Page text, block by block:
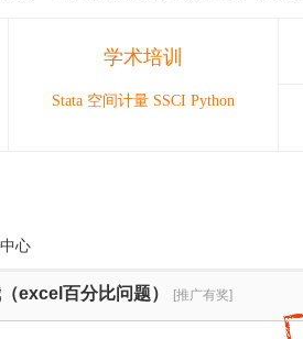
学术培训
Stata 空间计量 SSCI Python
心
excel百分比问题） [推广有奖]